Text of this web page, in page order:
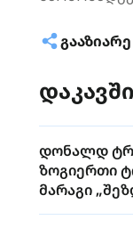
დონალდ
ზოგიერთი
მარაგი